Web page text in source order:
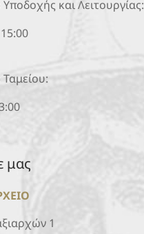
και Λειτουργίας:
μας
1